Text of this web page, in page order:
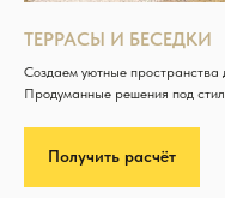
ТЕРРАСЫ И БЕСЕДКИ
Создаем уютные пространства
Продуманные решения под
Получить расчёт